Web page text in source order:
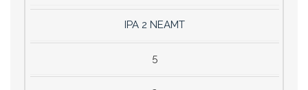
IPA 2 NEAMT
5